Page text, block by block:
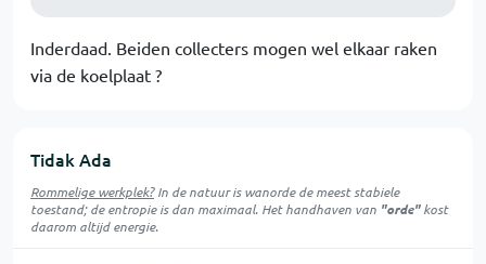
Inderdaad. Beiden collecters mogen wel elkaar raken
via de koelplaat ?
Tidak Ada
Rommelige werkplek?In de natuur iswanordede meest stabiele
toestand; de entropie is dan maximaal. Het handhaven van "orde"kost
daarom altijd energie.